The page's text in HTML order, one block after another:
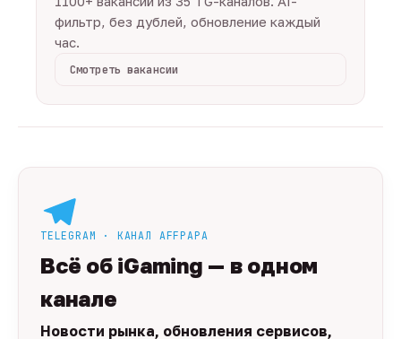
фильтр, без дублей, обновление каждый
час.
Смотреть вакансии
TELEGRAM · КАНАЛ AFFPAPA
Всё об iGaming — в одном
канале
Новости рынка, обновления сервисов,